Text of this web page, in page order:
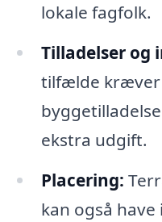
lokale fagfolk.
Tilladelser og
tilfælde kræver
ekstra udgift.
Placering:
kan også